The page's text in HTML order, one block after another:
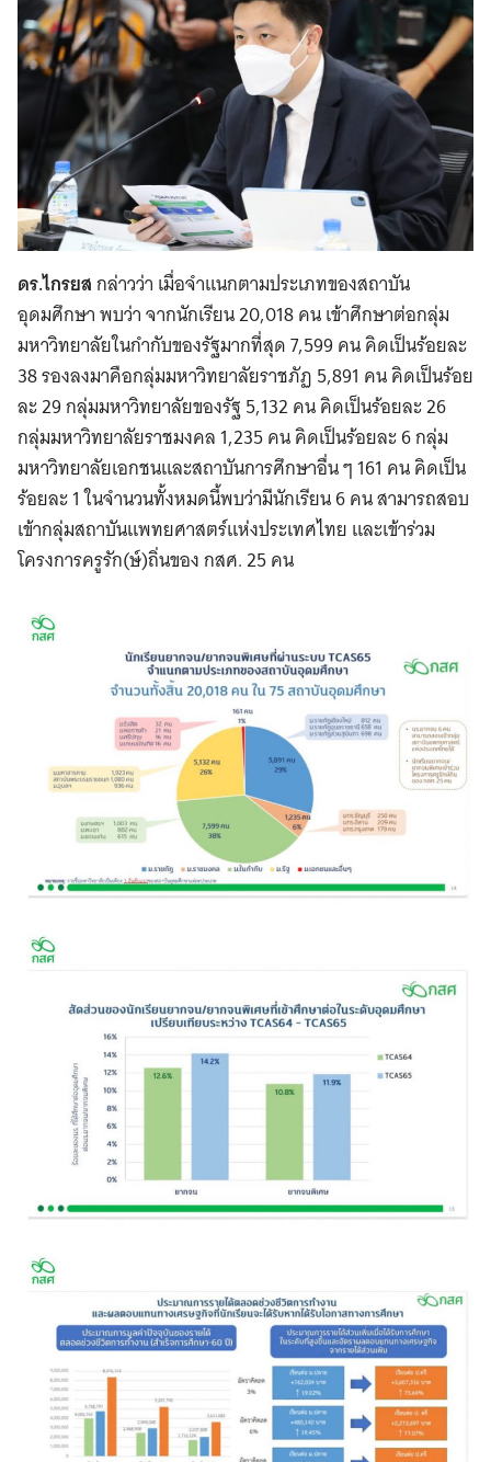
ดร.ไกรยสกล่าวว่า เมื่อจำแนกตามประเภทของสถาบัน
อุดมศึกษา พบว่า จากนักเรียน 20,018 คน เข้าศึกษาต่อกลุ่ม
มหาวิทยาลัยในกำกับของรัฐมากที่สุด 7,599 คน คิดเป็นร้อยละ
38 รองลงมาคือกลุ่มมหาวิทยาลัยราชภัฏ 5,891 คน คิดเป็นร้อย
ละ 29 กลุ่มมหาวิทยาลัยของรัฐ 5,132 คน คิดเป็นร้อยละ 26
กลุ่มมหาวิทยาลัยราชมงคล 1,235 คน คิดเป็นร้อยละ 6 กลุ่ม
มหาวิทยาลัยเอกชนและสถาบันการศึกษาอื่น ๆ 161 คน คิดเป็น
ร้อยละ 1 ในจำนวนทั้งหมดนี้พบว่ามีนักเรียน 6 คน สามารถสอบ
เข้ากลุ่มสถาบันแพทยศาสตร์แห่งประเทศไทย และเข้าร่วม
โครงการครูรัก(ษ์)ถิ่นของ กสศ. 25 คน